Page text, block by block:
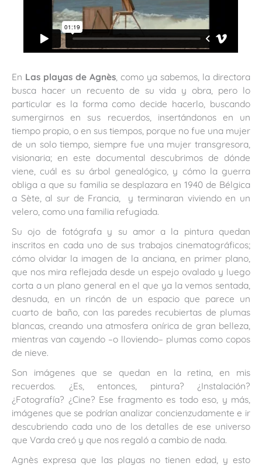
En Las playas de Agnès, como ya sabemos, la directora
busca hacer un recuento de su vida y obra, pero lo
particular es la forma como decide hacerlo, buscando
sumergirnos en sus recuerdos, insertándonos en un
tiempo propio, o en sus tiempos, porque no fue una mujer
de un solo tiempo, siempre fue una mujer transgresora,
visionaria; en este documental descubrimos de dónde
viene, cuál es su árbol genealógico, y cómo la guerra
obliga a que su familia se desplazara en 1940 de Bélgica
a Sète, al sur de Francia, y terminaran viviendo en un
velero, como una familia refugiada.
Su ojo de fotógrafa y su amor a la pintura quedan
inscritos en cada uno de sus trabajos cinematográficos;
cómo olvidar la imagen de la anciana, en primer plano,
que nos mira reflejada desde un espejo ovalado y luego
corta a un plano general en el que ya la vemos sentada,
desnuda, en un rincón de un espacio que parece un
cuarto de baño, con las paredes recubiertas de plumas
blancas, creando una atmosfera onírica de gran belleza,
mientras van cayendo –o lloviendo– plumas como copos
de nieve.
Son imágenes que se quedan en la retina, en mis
recuerdos. ¿Es, entonces, pintura? ¿Instalación?
¿Fotografía? ¿Cine? Ese fragmento es todo eso, y más,
imágenes que se podrían analizar concienzudamente e ir
descubriendo cada uno de los detalles de ese universo
que Varda creó y que nos regaló a cambio de nada.
Agnès expresa que las playas no tienen edad, y esto